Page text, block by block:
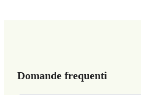
Domande frequenti